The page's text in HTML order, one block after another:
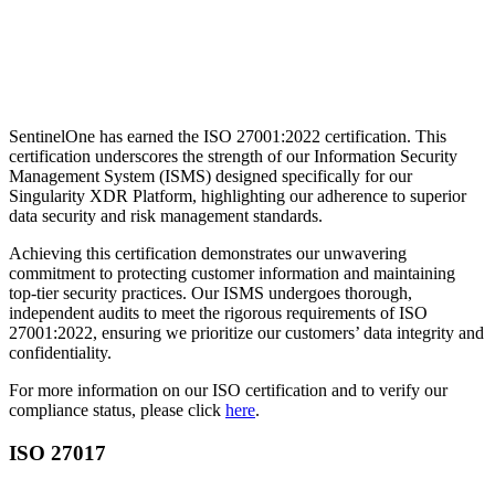
SentinelOne has earned the ISO 27001:2022 certification. This
certification underscores the strength of our Information Security
Management System (ISMS) designed specifically for our
Singularity XDR Platform, highlighting our adherence to superior
data security and risk management standards.
Achieving this certification demonstrates our unwavering
commitment to protecting customer information and maintaining
top-tier security practices. Our ISMS undergoes thorough,
independent audits to meet the rigorous requirements of ISO
27001:2022, ensuring we prioritize our customers’ data integrity and
confidentiality.
For more information on our ISO certification and to verify our
compliance status, please click here.
ISO 27017